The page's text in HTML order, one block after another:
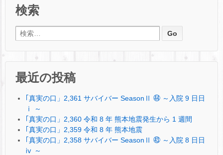
検索
検索:
最近の投稿
｢真実の口」2,361 サバイバー SeasonⅡ ㊹ ～入院 9 日日
ⅰ ～
｢真実の口」2,360 令和 8 年 熊本地震発生から 1 週間
｢真実の口」2,359 令和 8 年 熊本地震
｢真実の口」2,358 サバイバー SeasonⅡ ㊸ ～入院 8 日日
ⅳ ～